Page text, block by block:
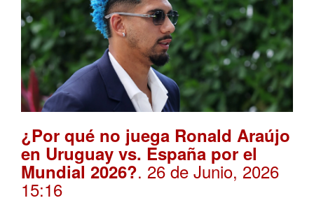
¿Por qué no juega Ronald Araújo
en Uruguay vs. España por el
Mundial 2026?. 26 de Junio, 2026
15:16